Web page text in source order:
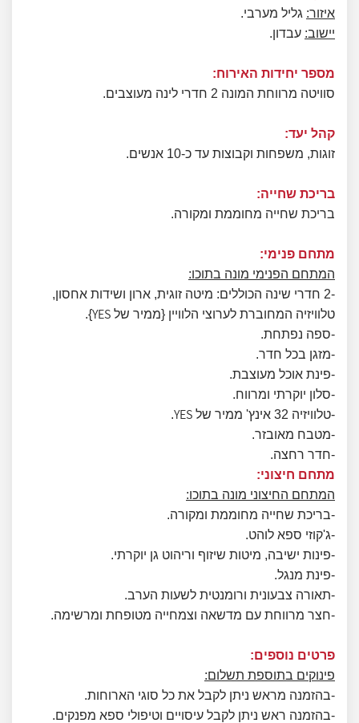
איזור: גליל מערבי.
יישוב: עבדון.
מספר יחידות האירוח:
סוויטה מרווחת המונה 2 חדרי לינה מעוצבים.
קהל יעד:
זוגות, משפחות וקבוצות עד כ-10 אנשים.
בריכת שחייה:
בריכת שחייה מחוממת ומקורה.
מתחם פנימי:
המתחם הפנימי מונה בתוכו:
-2 חדרי שינה הכוללים: מיטה זוגית, ארון ושידות אחסון,
טלוויזיה המחוברת לערוצי הלוויין {ממיר של YES
}.
-ספה נפתחת.
-מזגן בכל חדר.
-פינת אוכל מעוצבת.
-סלון יוקרתי ומרווח.
-טלוויזיה 32 אינץ' ממיר של
YES
.
-מטבח מאובזר.
-חדר רחצה.
מתחם חיצוני:
המתחם החיצוני מונה בתוכו:
-בריכת שחייה מחוממת ומקורה.
-ג'קוזי ספא לוהט.
-פינות ישיבה, מיטות שיזוף וריהוט גן יוקרתי.
-פינת מנגל.
-תאורה צבעונית ורומנטית לשעות הערב.
-חצר מרווחת עם מדשאה וצמחייה מטופחת ומרשימה.
פרטים נוספים:
פינוקים בתוספת תשלום:
-בהזמנה מראש ניתן לקבל את כל סוגי הארוחות.
-בהזמנה ראש ניתן לקבל עיסויים וטיפולי ספא מפנקים.